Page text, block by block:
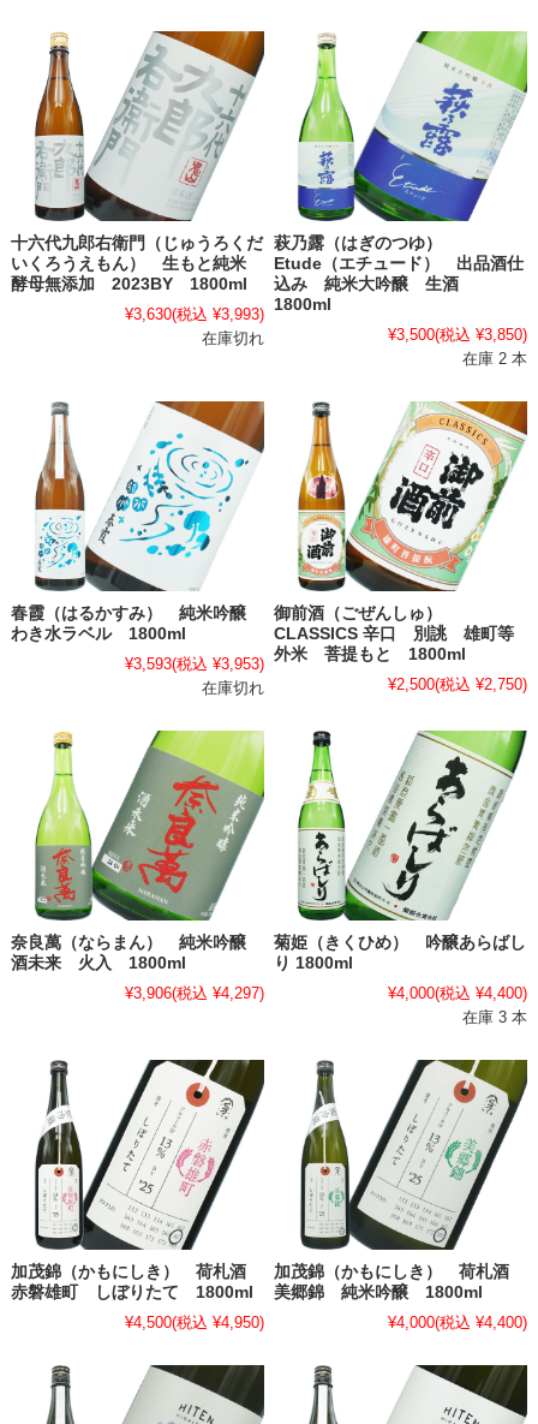
十六代九郎右衛門（じゅうろくだ
いくろうえもん） 生もと純米
酵母無添加 2023BY 1800ml
¥3,630(税込 ¥3,993)
在庫切れ
萩乃露（はぎのつゆ）
Etude（エチュード） 出品酒仕
込み 純米大吟醸 生酒
1800ml
¥3,500(税込 ¥3,850)
在庫 2 本
春霞（はるかすみ） 純米吟醸
わき水ラベル 1800ml
¥3,593(税込 ¥3,953)
在庫切れ
御前酒（ごぜんしゅ）
CLASSICS 辛口 別誂 雄町等
外米 菩提もと 1800ml
¥2,500(税込 ¥2,750)
奈良萬（ならまん） 純米吟醸
酒未来 火入 1800ml
¥3,906(税込 ¥4,297)
菊姫（きくひめ） 吟醸あらばし
り 1800ml
¥4,000(税込 ¥4,400)
在庫 3 本
加茂錦（かもにしき） 荷札酒
赤磐雄町 しぼりたて 1800ml
¥4,500(税込 ¥4,950)
加茂錦（かもにしき） 荷札酒
美郷錦 純米吟醸 1800ml
¥4,000(税込 ¥4,400)